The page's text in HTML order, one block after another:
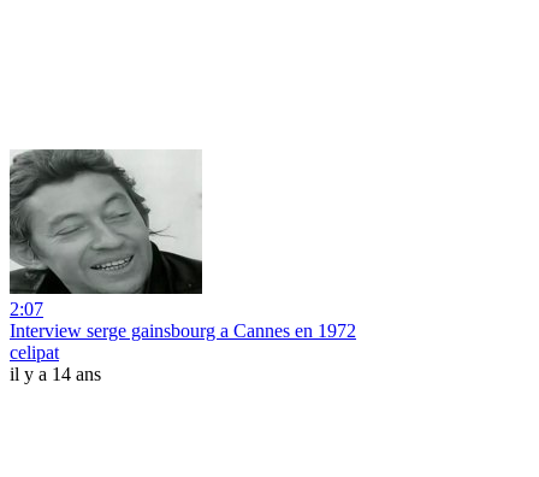
2:07
Interview serge gainsbourg a Cannes en 1972
celipat
il y a 14 ans